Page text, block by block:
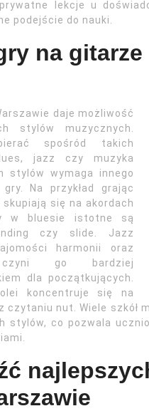
lekcje u
podejście do nauki.
na
daje możliwość
stylów muzycznych.
spośród takich
jazz czy muzyka
stylów wymaga innego
Na przykład grając
się na akordach
w bluesie istotne są
czy slide. Jazz
harmonii oraz
go bardziej
dla początkujących.
koncentruje się na
czytaniu nut. Wiele szkół
stylów, co pozwala